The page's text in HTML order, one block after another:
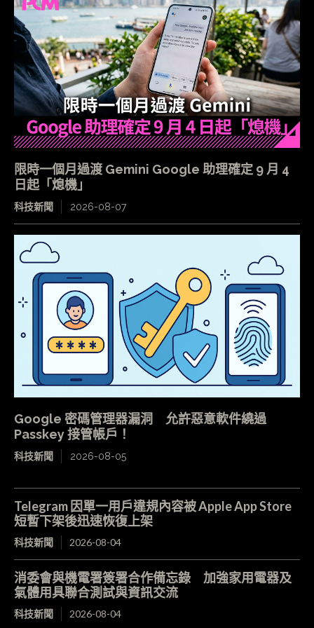
限時一個月過渡 Gemini Google 助理確定 9 月 4
日起「熄機」
科技新聞 2026-08-07
Google 密碼管理器漏洞 允許惡意軟件繞過
Passkey 接管帳戶！
科技新聞 2026-08-05
Telegram 因單一用戶違規內容被 Apple App Store
短暫下架後迅速恢復上架
科技新聞 2026-08-04
消委會與機電署簽署合作備忘錄 加強家用電器及
氣體用具聯合測試與資訊交流
科技新聞 2026-08-04